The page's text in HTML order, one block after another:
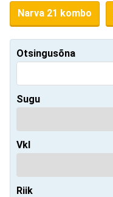
Narva 21 kombo
Otsingusõna
Sugu
Vkl
Riik